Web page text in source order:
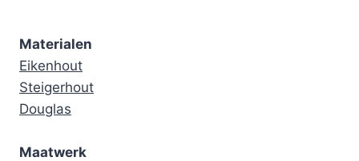
Materialen
Eikenhout
Steigerhout
Douglas
Maatwerk